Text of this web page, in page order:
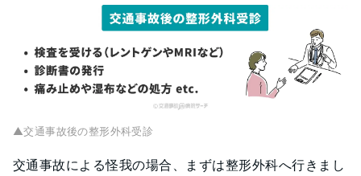
▲交通事故後の整形外科受診
交通事故による怪我の場合、まずは整形外科へ行きまし